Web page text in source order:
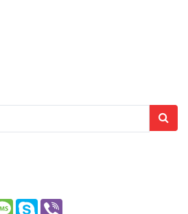
Message
Skype